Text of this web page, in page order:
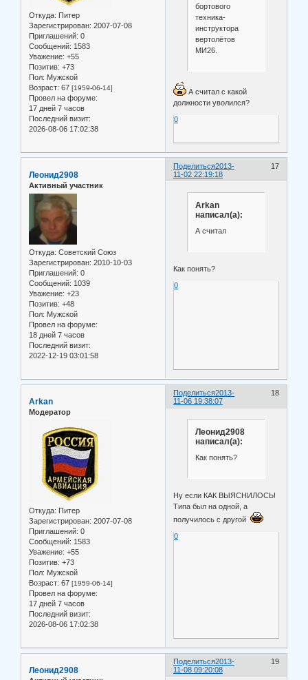
Откуда: Питер
Зарегистрирован: 2007-07-08
Приглашений: 0
Сообщений: 1583
Уважение: +55
Позитив: +73
Пол: Мужской
Возраст: 67 [1959-06-14]
Провел на форуме:
17 дней 7 часов
Последний визит:
2026-08-06 17:02:38
бортового
техника-
инструктора
вертолётов
МИ26.
А считал с какой
должности уволился?
0
Поделиться 17
2013-
11-02 22:19:18
Леонид2908
Активный участник
Откуда: Советский Союз
Зарегистрирован: 2010-10-03
Приглашений: 0
Сообщений: 1039
Уважение: +23
Позитив: +48
Пол: Мужской
Провел на форуме:
18 дней 7 часов
Последний визит:
2022-12-19 03:01:58
Arkan
написал(а):
А считал
Как понять?
0
Поделиться 18
2013-
11-06 19:38:07
Arkan
Модератор
Откуда: Питер
Зарегистрирован: 2007-07-08
Приглашений: 0
Сообщений: 1583
Уважение: +55
Позитив: +73
Пол: Мужской
Возраст: 67 [1959-06-14]
Провел на форуме:
17 дней 7 часов
Последний визит:
2026-08-06 17:02:38
Леонид2908
написал(а):
Как понять?
Ну если КАК ВЫЯСНИЛОСЬ!
Типа был на одной, а
получилось с другой
0
Поделиться 19
2013-
11-08 09:20:08
Леонид2908